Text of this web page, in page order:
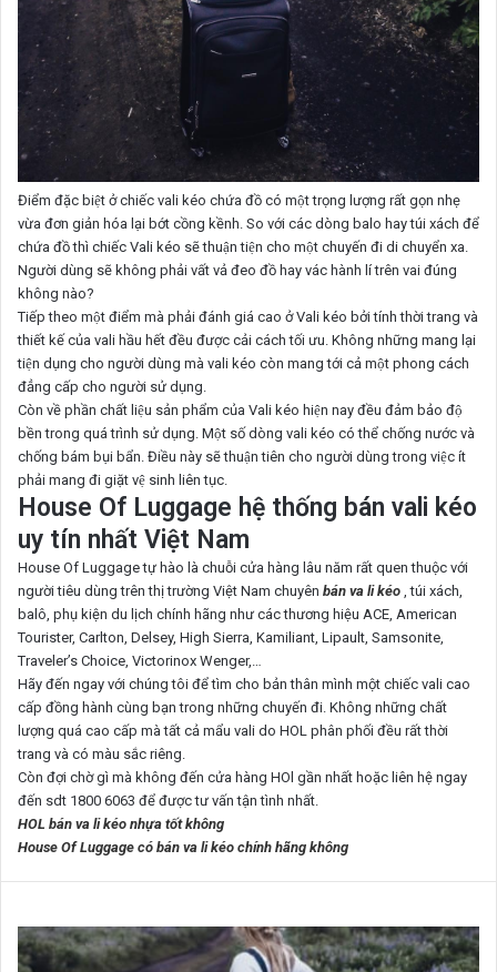
Điểm đặc biệt ở chiếc vali kéo chứa đồ có một trọng lượng rất gọn nhẹ
vừa đơn giản hóa lại bớt cồng kềnh. So với các dòng balo hay túi xách để
chứa đồ thì chiếc Vali kéo sẽ thuận tiện cho một chuyến đi di chuyển xa.
Người dùng sẽ không phải vất vả đeo đồ hay vác hành lí trên vai đúng
không nào?
Tiếp theo một điểm mà phải đánh giá cao ở Vali kéo bởi tính thời trang và
thiết kế của vali hầu hết đều được cải cách tối ưu. Không những mang lại
tiện dụng cho người dùng mà vali kéo còn mang tới cả một phong cách
đẳng cấp cho người sử dụng.
Còn về phần chất liệu sản phẩm của Vali kéo hiện nay đều đảm bảo độ
bền trong quá trình sử dụng. Một số dòng vali kéo có thể chống nước và
chống bám bụi bẩn. Điều này sẽ thuận tiên cho người dùng trong việc ít
phải mang đi giặt vệ sinh liên tục.
House Of Luggage hệ thống bán vali kéo
uy tín nhất Việt Nam
House Of Luggage tự hào là chuỗi cửa hàng lâu năm rất quen thuộc với
người tiêu dùng trên thị trường Việt Nam chuyên bán va li kéo , túi xách,
balô, phụ kiện du lịch chính hãng như các thương hiệu ACE, American
Tourister, Carlton, Delsey, High Sierra, Kamiliant, Lipault, Samsonite,
Traveler’s Choice, Victorinox Wenger,…
Hãy đến ngay với chúng tôi để tìm cho bản thân mình một chiếc vali cao
cấp đồng hành cùng bạn trong những chuyến đi. Không những chất
lượng quá cao cấp mà tất cả mẩu vali do HOL phân phối đều rất thời
trang và có màu sắc riêng.
Còn đợi chờ gì mà không đến cửa hàng HOl gần nhất hoặc liên hệ ngay
đến sdt 1800 6063 để được tư vấn tận tình nhất.
HOL bán va li kéo nhựa tốt không
House Of Luggage có bán va li kéo chính hãng không